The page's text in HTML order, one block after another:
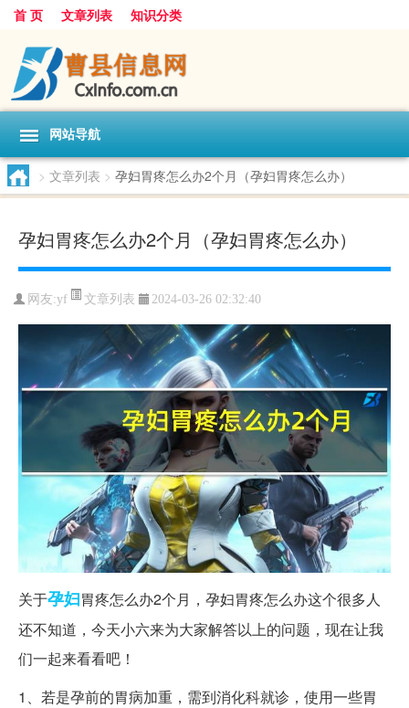
首 页 文章列表 知识分类
网站导航
> 文章列表 > 孕妇胃疼怎么办2个月（孕妇胃疼怎么办）
孕妇胃疼怎么办2个月（孕妇胃疼怎么办）
网友:yf 文章列表 2024-03-26 02:32:40
关于孕妇胃疼怎么办2个月，孕妇胃疼怎么办这个很多人
还不知道，今天小六来为大家解答以上的问题，现在让我
们一起来看看吧！
1、若是孕前的胃病加重，需到消化科就诊，使用一些胃